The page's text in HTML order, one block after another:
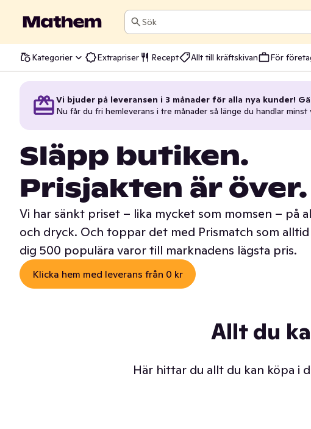
Sök
Kategorier Extrapriser Recept Allt till kräftskivan För
Vi bjuder på leveransen i 3 månader för alla nya kunder!
Nu får du fri hemleverans i tre månader så länge du handlar minst
Släpp butiken.
Prisjakten är över.
Vi har sänkt priset – lika mycket som momsen – på
och dryck. Och toppar det med Prismatch som
dig 500 populära varor till marknadens lägsta pris.
Klicka hem med leverans från 0 kr
Allt du
Här hittar du allt du kan köpa i